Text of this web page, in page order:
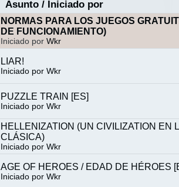
Asunto/ Iniciado por
NORMAS PARA LOS JUEGOS
DE FUNCIONAMIENTO)
Iniciado por Wkr
LIAR!
Iniciado por Wkr
PUZZLE TRAIN [ES]
Iniciado por Wkr
HELLENIZATION (UN CIVILIZATION EN
CLÁSICA)
Iniciado por Wkr
AGE OF HEROES / EDAD DE HÉROES
Iniciado por Wkr